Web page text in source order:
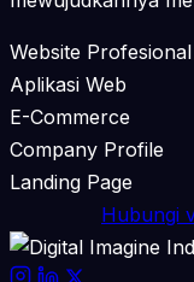
Website Profesional
Aplikasi Web
E-Commerce
Company Profile
Landing Page
Hubungi